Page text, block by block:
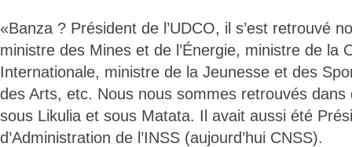
«Banza ? Président de l’UDCO, il s’est retrouvé
ministre des Mines et de l’Énergie, ministre de la
Internationale, ministre de la Jeunesse et des
des Arts, etc. Nous nous sommes retrouvés
sous Likulia et sous Matata. Il avait aussi été
d’Administration de l’INSS (aujourd’hui CNSS).